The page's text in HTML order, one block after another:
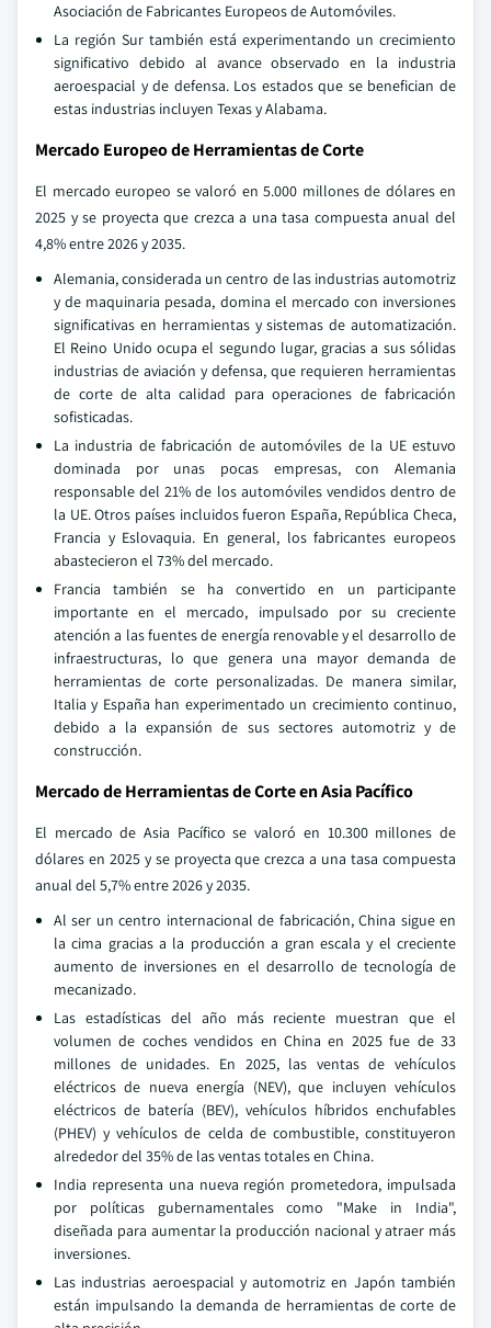
Asociación de Fabricantes Europeos de Automóviles.
La región Sur también está experimentando un crecimiento
significativo debido al avance observado en la industria
aeroespacial y de defensa. Los estados que se benefician de
estas industrias incluyen Texas y Alabama.
Mercado Europeo de Herramientas de Corte
El mercado europeo se valoró en 5.000 millones de dólares en
2025 y se proyecta que crezca a una tasa compuesta anual del
4,8% entre 2026 y 2035.
Alemania, considerada un centro de las industrias automotriz
y de maquinaria pesada, domina el mercado con inversiones
significativas en herramientas y sistemas de automatización.
El Reino Unido ocupa el segundo lugar, gracias a sus sólidas
industrias de aviación y defensa, que requieren herramientas
de corte de alta calidad para operaciones de fabricación
sofisticadas.
La industria de fabricación de automóviles de la UE estuvo
dominada por unas pocas empresas, con Alemania
responsable del 21% de los automóviles vendidos dentro de
la UE. Otros países incluidos fueron España, República Checa,
Francia y Eslovaquia. En general, los fabricantes europeos
abastecieron el 73% del mercado.
Francia también se ha convertido en un participante
importante en el mercado, impulsado por su creciente
atención a las fuentes de energía renovable y el desarrollo de
infraestructuras, lo que genera una mayor demanda de
herramientas de corte personalizadas. De manera similar,
Italia y España han experimentado un crecimiento continuo,
debido a la expansión de sus sectores automotriz y de
construcción.
Mercado de Herramientas de Corte en Asia Pacífico
El mercado de Asia Pacífico se valoró en 10.300 millones de
dólares en 2025 y se proyecta que crezca a una tasa compuesta
anual del 5,7% entre 2026 y 2035.
Al ser un centro internacional de fabricación, China sigue en
la cima gracias a la producción a gran escala y el creciente
aumento de inversiones en el desarrollo de tecnología de
mecanizado.
Las estadísticas del año más reciente muestran que el
volumen de coches vendidos en China en 2025 fue de 33
millones de unidades. En 2025, las ventas de vehículos
eléctricos de nueva energía (NEV), que incluyen vehículos
eléctricos de batería (BEV), vehículos híbridos enchufables
(PHEV) y vehículos de celda de combustible, constituyeron
alrededor del 35% de las ventas totales en China.
India representa una nueva región prometedora, impulsada
por políticas gubernamentales como "Make in India",
diseñada para aumentar la producción nacional y atraer más
inversiones.
Las industrias aeroespacial y automotriz en Japón también
están impulsando la demanda de herramientas de corte de